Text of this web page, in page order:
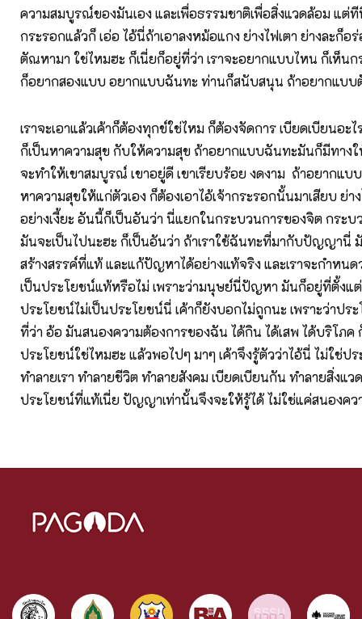
ความสมบูรณ์ของมันเอง และเพื่อธรรมชาติเพื่อสิ่งแวดล้อม แต่ที
กระรอกแล้วก็ เอ่อ ไอ้นี่ถ้าเอาลงหม้อแกง ย่างไฟเตา ย่างละก็อ
ตัณหามา ใช่ไหมฮะ ก็เนี่ยก็อยู่ที่ว่า เราจะอยากแบบไหน ก็เห็น
ก็อยากสองแบบ อยากแบบฉันทะ ท่านก็สนับสนุน ถ้าอยากแบ
เราจะเอาแล้วเค้าก็ต้องทุกข์ใช่ไหม ก็ต้องจัดการ เบียดเบียนอะ
ก็เป็นหาความสุข กับให้ความสุข ถ้าอยากแบบฉันทะมันก็มีทาง
จะทำให้เขาสมบูรณ์ เขาอยู่ดี เขาเรียบร้อย งดงาม ถ้าอยากแบ
หาความสุขให้แก่ตัวเอง ก็ต้องเอาไอ้เจ้ากระรอกนั้นมาเสียบ ย่า
อย่างเงี้ยะ อันนี้ก็เป็นอันว่า นี่แยกในกระบวนการของจิต กระ
มันจะเป็นไปนะฮะ ก็เป็นอันว่า ถ้าเราใช้ฉันทะที่มากับปัญญานี่
สร้างสรรค์ที่แท้ และแก้ปัญหาได้อย่างแท้จริง และเราจะกำหน
เป็นประโยชน์แท้หรือไม่ เพราะว่ามนุษย์นี่ปัญหา มันก็อยู่ที่ตั้งแต่
ประโยชน์ไม่เป็นประโยชน์นี่ เค้าก็ยังบอกไม่ถูกนะ เพราะว่าปร
ที่ว่า อ้อ มันสนองความต้องการของฉัน ได้กิน ได้เสพ ได้บริโภค
ประโยชน์ใช่ไหมฮะ แล้วพอไปๆ มาๆ เค้าจึงรู้ตัวว่าไอ้นี่ ไม่ใช่ป
ทำลายเรา ทำลายชีวิต ทำลายสังคม เบียดเบียนกัน ทำลายสิ่งแว
ประโยชน์ที่แท้เนี่ย ปัญญาเท่านั้นจึงจะให้รู้ได้ ไม่ใช่แค่สนองค